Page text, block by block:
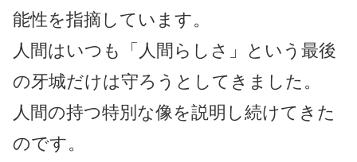
能性を指摘しています。
人間はいつも「人間らしさ」という最後
の牙城だけは守ろうとしてきました。
人間の持つ特別な像を説明し続けてきた
のです。